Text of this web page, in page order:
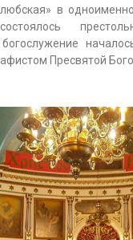
в
Пресвятой